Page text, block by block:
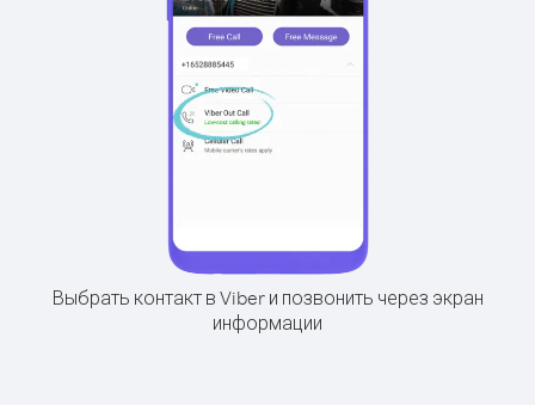
Выбрать контакт в Viber и позвонить через экран
информации